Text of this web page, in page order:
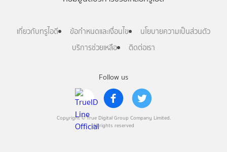
Follow us
Copyright © True Digital Group Company Limited.
All rights reserved
เกี่ยวกับทรูไอดี ข้อกำหนดและเงื่อนไข
นโยบายความเป็นส่วนตัว
บริการช่วยเหลือ
ติดต่อเรา